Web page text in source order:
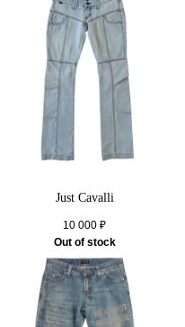
Just Cavalli
10 000 ₽
Out of stock